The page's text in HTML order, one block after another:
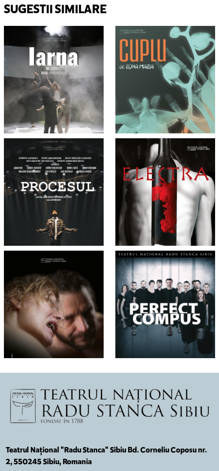
SUGESTII SIMILARE
Teatrul Național "Radu Stanca" Sibiu Bd. Corneliu Coposu nr.
2, 550245 Sibiu, Romania